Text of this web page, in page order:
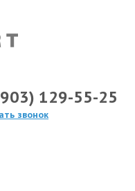
129-55-25
звонок